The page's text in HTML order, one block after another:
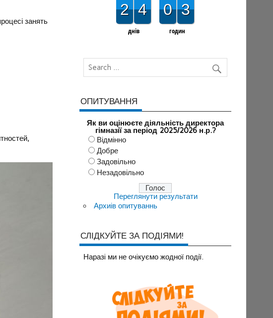
занять
2 4
днів
0 3
годин
ОПИТУВАННЯ
Як ви оцінюєте діяльність директора
гімназії за період 2025/2026 н.р.?
Відмінно
Добре
Задовільно
Незадовільно
Переглянути результати
Архиів опитуваннь
СЛІДКУЙТЕ ЗА ПОДІЯМИ!
Наразi ми не очiкуємо жодної події.